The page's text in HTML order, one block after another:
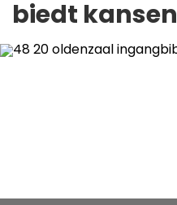
biedt kansen